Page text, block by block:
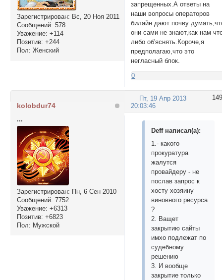
Зарегистрирован: Вс, 20 Ноя 2011
Сообщений: 578
Уважение: +114
Позитив: +244
Пол: Женский
запрещенных.А ответы на
наши вопросы операторов
билайн дают почву
они сами не знают,как нам
либо об'яснять.Короче,я
предполагаю,что это
негласный блок.
0
149
Пт, 19 Апр 2013
20:03:46
kolobdur74
...
Зарегистрирован: Пн, 6 Сен 2010
Сообщений: 7752
Уважение: +6313
Позитив: +6823
Пол: Мужской
Deff написал(а):
1.- какого
прокуратура
жалутся
провайдеру - не
послав запрос к
хосту хозяину
виновного ресурса
?
2. Ващет
закрытию сайты
имхо подлежат по
судебному
решению
3. И вообще
закрытие только